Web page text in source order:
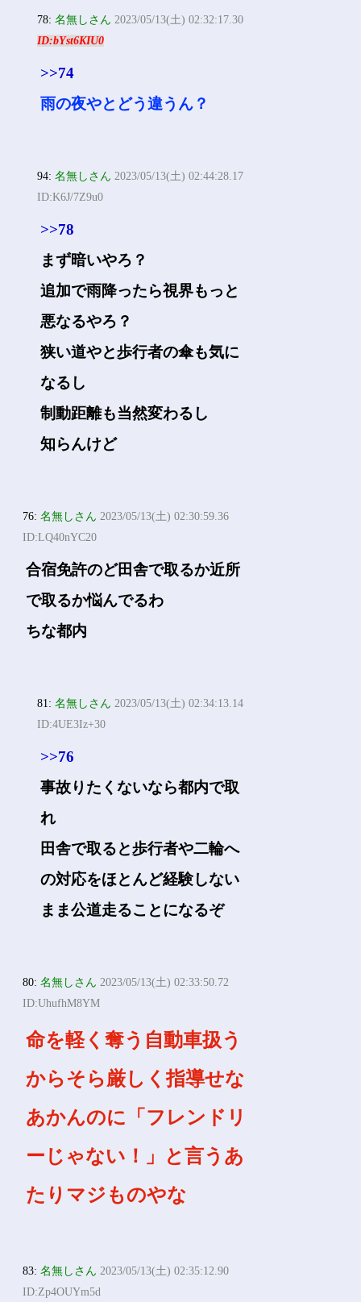
78:名無しさん 2023/05/13(土) 02:32:17.30
ID:bYst6KIU0
>>74
雨の夜やとどう違うん？
94:名無しさん 2023/05/13(土) 02:44:28.17
ID:K6J/7Z9u0
>>78
まず暗いやろ？
追加で雨降ったら視界もっと
悪なるやろ？
狭い道やと歩行者の傘も気に
なるし
制動距離も当然変わるし
知らんけど
76:名無しさん 2023/05/13(土) 02:30:59.36
ID:LQ40nYC20
合宿免許のど田舎で取るか近所
で取るか悩んでるわ
ちな都内
81:名無しさん 2023/05/13(土) 02:34:13.14
ID:4UE3Iz+30
>>76
事故りたくないなら都内で取
れ
田舎で取ると歩行者や二輪へ
の対応をほとんど経験しない
まま公道走ることになるぞ
80:名無しさん 2023/05/13(土) 02:33:50.72
ID:UhufhM8YM
命を軽く奪う自動車扱う
からそら厳しく指導せな
あかんのに「フレンドリ
ーじゃない！」と言うあ
たりマジものやな
83:名無しさん 2023/05/13(土) 02:35:12.90
ID:Zp4OUYm5d